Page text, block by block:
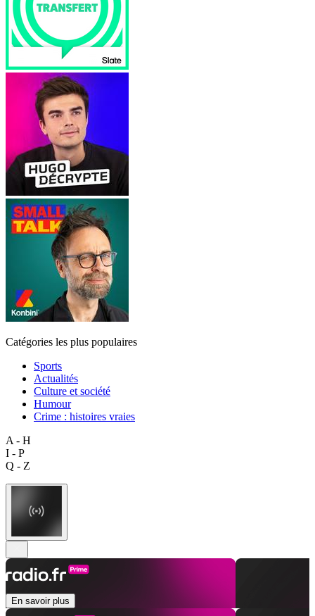
Catégories les plus populaires
Sports
Actualités
Culture et société
Humour
Crime : histoires vraies
A - H
I - P
Q - Z
En savoir plus